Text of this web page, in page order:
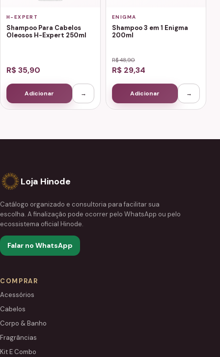
H-EXPERT
Shampoo Para Cabelos
Oleosos H-Expert 250ml
R$ 35,90
Adicionar →
ENIGMA
Shampoo 3 em 1 Enigma
200ml
R$ 48,90
R$ 29,34
Adicionar →
Loja Hinode
Catálogo organizado e consultoria para facilitar sua
escolha. A finalização pode ocorrer pelo WhatsApp ou pelo
ecossistema oficial Hinode.
Falar no WhatsApp
COMPRAR
Acessórios
Cabelos
Corpo & Banho
Fragrâncias
Kit E Combo